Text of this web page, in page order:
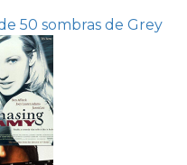
50 sombras de Grey